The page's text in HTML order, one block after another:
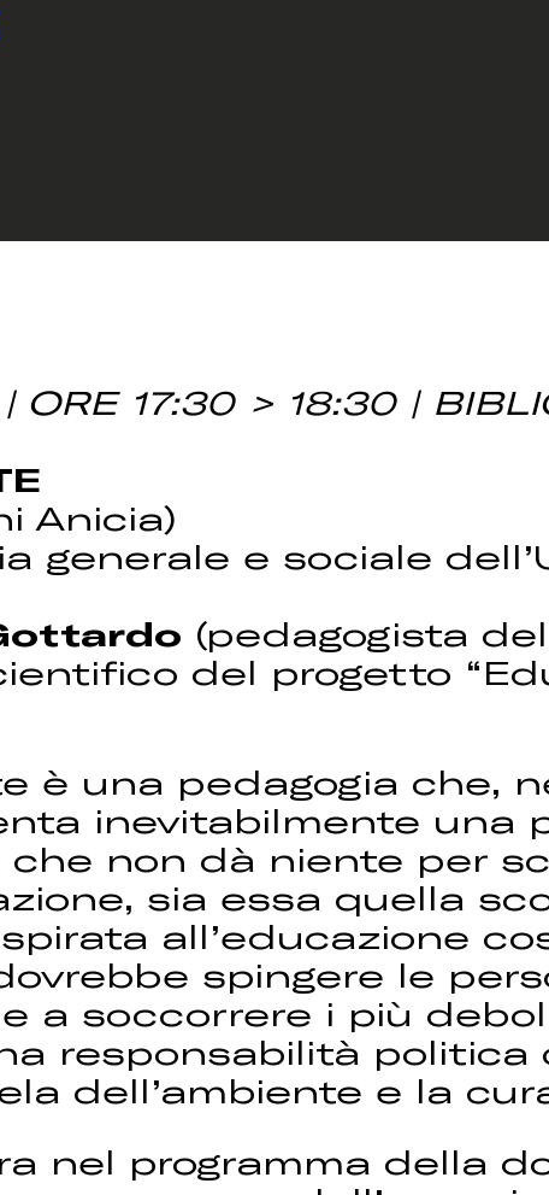
ORE 17:30 > 18:30 |
Anicia)
generale e sociale
(pedagogista
del progetto
è una pedagogia che,
inevitabilmente una
che non dà niente per
sia essa quella
all’educazione
spingere le
a soccorrere i più
responsabilità politica
dell’ambiente e la
nel programma della